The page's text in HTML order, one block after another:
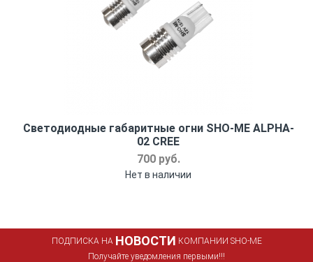
Светодиодные габаритные огни SHO-ME ALPHA-
02 CREE
700 руб.
Нет в наличии
ПОДПИСКА НА НОВОСТИ КОМПАНИИ SHO-ME
Получайте уведомления первыми!!!